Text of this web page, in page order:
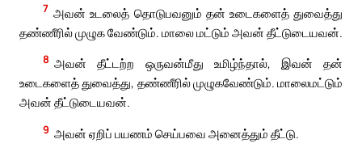
7 அவன் உடலைத் தொடுபவனும் தன் உடைகளைத் துவைத்து
தண்ணீரில் முழுக வேண்டும். மாலை மட்டும் அவன் தீட்டுடையவன்.
8 அவன் தீட்டற்ற ஒருவன்மீது உமிழ்ந்தால், இவன் தன்
உடைகளைத் துவைத்து, தண்ணீரில் முழுகவேண்டும். மாலைமட்டும்
அவன் தீட்டுடையவன்.
9 அவன் ஏறிப் பயணம் செய்பவை அனைத்தும் தீட்டு.